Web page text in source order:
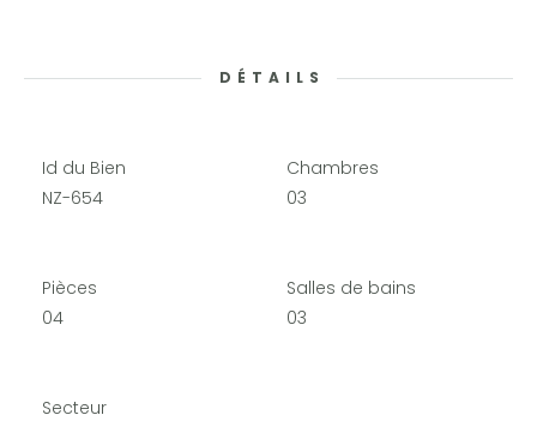
DÉTAILS
Id du Bien
NZ-654
Chambres
03
Pièces
04
Salles de bains
03
Secteur